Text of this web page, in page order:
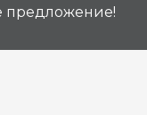
предложение!